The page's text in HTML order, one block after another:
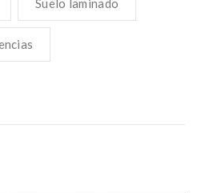
Suelo laminado